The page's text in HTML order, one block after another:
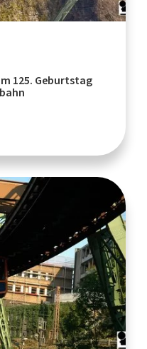
125. Geburtstag